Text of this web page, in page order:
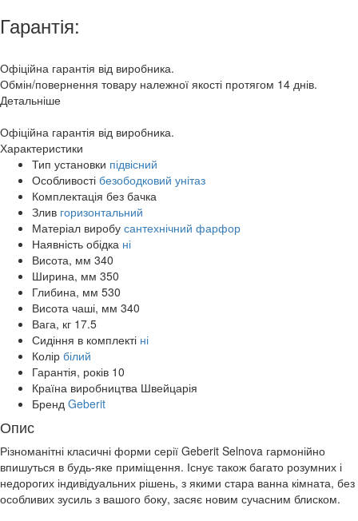
Гарантія:
Офіційна гарантія від виробника.
Обмін/повернення товару належної якості протягом 14 днів.
Детальніше
Офіційна гарантія від виробника.
Характеристики
Тип установки підвісний
Особливості безободковий унітаз
Комплектація без бачка
Злив горизонтальний
Матеріал виробу сантехнічний фарфор
Наявність обідка ні
Висота, мм 340
Ширина, мм 350
Глибина, мм 530
Висота чаші, мм 340
Вага, кг 17.5
Сидіння в комплекті ні
Колір білий
Гарантія, років 10
Країна виробництва Швейцарія
Бренд Geberit
Опис
Різноманітні класичні форми серії Geberit Selnova гармонійно
впишуться в будь-яке приміщення. Існує також багато розумних і
недорогих індивідуальних рішень, з якими стара ванна кімната, без
особливих зусиль з вашого боку, засяє новим сучасним блиском.